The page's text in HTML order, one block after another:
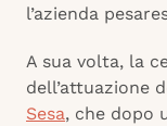
l’azienda
A sua volta, la
dell’attuazione
Sesa, che dopo